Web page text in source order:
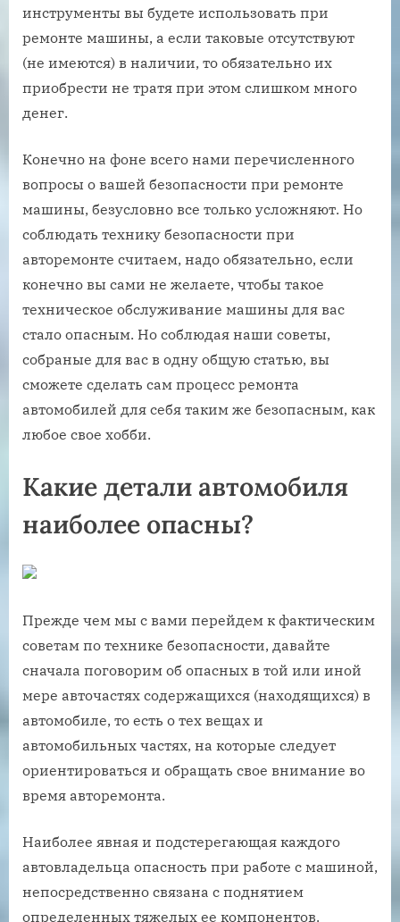
инструменты вы будете использовать при
ремонте машины, а если таковые отсутствуют
(не имеются) в наличии, то обязательно их
приобрести не тратя при этом слишком много
денег.
Конечно на фоне всего нами перечисленного
вопросы о вашей безопасности при ремонте
машины, безусловно все только усложняют. Но
соблюдать технику безопасности при
авторемонте считаем, надо обязательно, если
конечно вы сами не желаете, чтобы такое
техническое обслуживание машины для вас
стало опасным. Но соблюдая наши советы,
собраные для вас в одну общую статью, вы
сможете сделать сам процесс ремонта
автомобилей для себя таким же безопасным, как
любое свое хобби.
Какие детали автомобиля
наиболее опасны?
Прежде чем мы с вами перейдем к фактическим
советам по технике безопасности, давайте
сначала поговорим об опасных в той или иной
мере авточастях содержащихся (находящихся) в
автомобиле, то есть о тех вещах и
автомобильных частях, на которые следует
ориентироваться и обращать свое внимание во
время авторемонта.
Наиболее явная и подстерегающая каждого
автовладельца опасность при работе с машиной,
непосредственно связана с поднятием
определенных тяжелых ее компонентов.